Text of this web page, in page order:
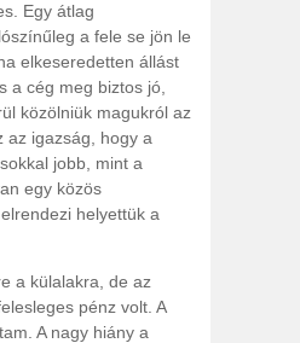
Egy átlag
a fele se jön le
elkeseredetten állást
a cég meg biztos jó,
közölniük magukról az
az igazság, hogy a
jobb, mint a
egy közös
helyettük a
a külalakra, de az
pénz volt. A
A nagy hiány a